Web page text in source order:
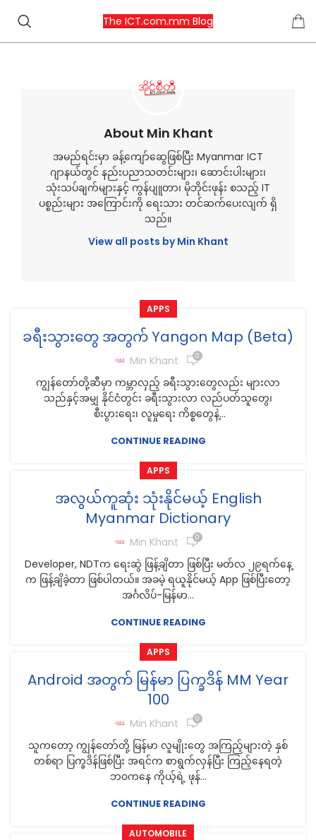
The ICT.com.mm Blog
About Min Khant
အမည်ရင်းမှာ ခန့်ကျော်ဆွေဖြစ်ပြီး Myanmar ICT
ဂျာနယ်တွင် နည်းပညာသတင်းများ၊ ဆောင်းပါးများ၊
သုံးသပ်ချက်များနှင့် ကွန်ပျူတာ၊ မိုဘိုင်းဖုန်း စသည့် IT
ပစ္စည်းများ အကြောင်းကို ရေးသား တင်ဆက်ပေးလျက် ရှိ
သည်။
View all posts by Min Khant
APPS
ခရီးသွားတွေ အတွက် Yangon Map (Beta)
Min Khant 0
ကျွန်တော်တို့ဆီမှာ ကမ္ဘာလှည့် ခရီးသွားတွေလည်း များလာ
သည်နှင့်အမျှ နိုင်ငံတွင်း ခရီးသွားလာ လည်ပတ်သူတွေ၊
စီးပွားရေး၊ လူမှုရေး ကိစ္စတွေနဲ့...
CONTINUE READING
APPS
အလွယ်ကူဆုံး သုံးနိုင်မယ့် English
Myanmar Dictionary
Min Khant 0
Developer, NDTက ရေးဆွဲ ဖြန့်ချိတာ ဖြစ်ပြီး မတ်လ ၂၉ရက်နေ့
က ဖြန့်ချိခဲ့တာ ဖြစ်ပါတယ်။ အခမဲ့ ရယူနိုင်မယ့် App ဖြစ်ပြီးတော့
အင်္ဂလိပ်-မြန်မာ...
CONTINUE READING
APPS
Android အတွက် မြန်မာ ပြက္ခဒိန် MM Year
100
Min Khant 0
သူကတော့ ကျွန်တော်တို့ မြန်မာ လူမျိုးတွေ အကြည့်များတဲ့ နှစ်
တစ်ရာ ပြက္ခဒိန်ဖြစ်ပြီး အရင်က စာရွက်လှန်ပြီး ကြည့်နေရတဲ့
ဘ၀ကနေ ကိုယ့်ရဲ့ ဖုန်...
CONTINUE READING
AUTOMOBILE